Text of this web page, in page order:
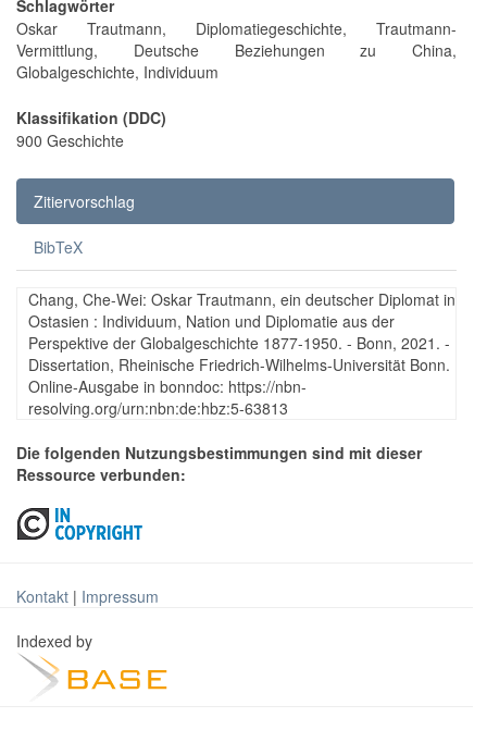
Schlagwörter
Oskar Trautmann, Diplomatiegeschichte, Trautmann-
Vermittlung, Deutsche Beziehungen zu China,
Globalgeschichte, Individuum
Klassifikation (DDC)
900 Geschichte
Zitiervorschlag
BibTeX
Chang, Che-Wei: Oskar Trautmann, ein deutscher Diplomat in
Ostasien : Individuum, Nation und Diplomatie aus der
Perspektive der Globalgeschichte 1877-1950. - Bonn, 2021. -
Dissertation, Rheinische Friedrich-Wilhelms-Universität Bonn.
Online-Ausgabe in bonndoc: https://nbn-
resolving.org/urn:nbn:de:hbz:5-63813
Die folgenden Nutzungsbestimmungen sind mit dieser
Ressource verbunden:
Kontakt | Impressum
Indexed by